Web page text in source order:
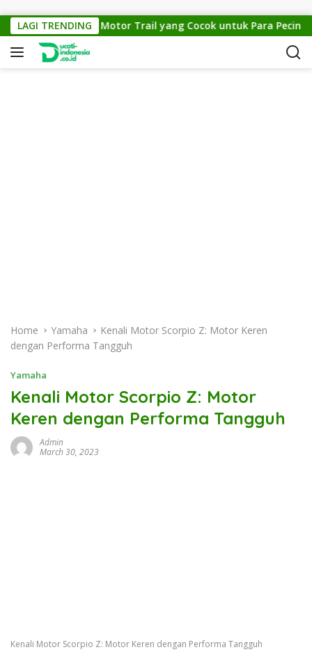
LAGI TRENDING
KTM Cross 150: Motor Trail yang Cocok untuk Para Pecinta
Home Yamaha
Kenali Motor Scorpio Z: Motor Keren
dengan Performa Tangguh
Yamaha
Kenali Motor Scorpio Z: Motor
Keren dengan Performa Tangguh
Admin
March 30, 2023
Kenali Motor Scorpio Z: Motor Keren dengan Performa Tangguh